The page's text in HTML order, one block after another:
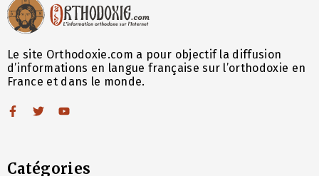
Le site Orthodoxie.com a pour objectif la diffusion
d’informations en langue française sur l’orthodoxie en
France et dans le monde.
Catégories